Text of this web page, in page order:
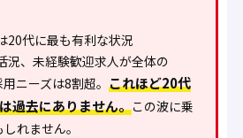
20代に最も有利な状況
況、未経験歓迎求人が全体の
ニーズは8割超。 これほど20代
過去にありません。この波に乗
れません。